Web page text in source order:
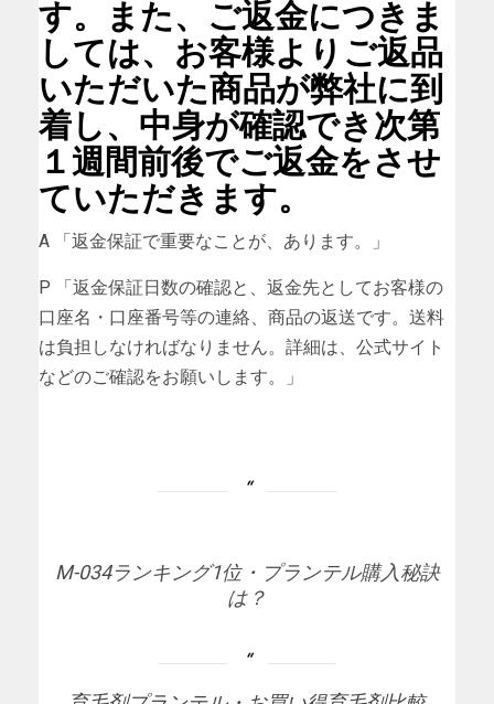
す。また、ご返金につきま
しては、お客様よりご返品
いただいた商品が弊社に到
着し、中身が確認でき次第
１週間前後でご返金をさせ
ていただきます。
A 「返金保証で重要なことが、あります。」
P 「返金保証日数の確認と、返金先としてお客様の
口座名・口座番号等の連絡、商品の返送です。送料
は負担しなければなりません。詳細は、公式サイト
などのご確認をお願いします。」
M-034ランキング1位・プランテル購入秘訣
は？